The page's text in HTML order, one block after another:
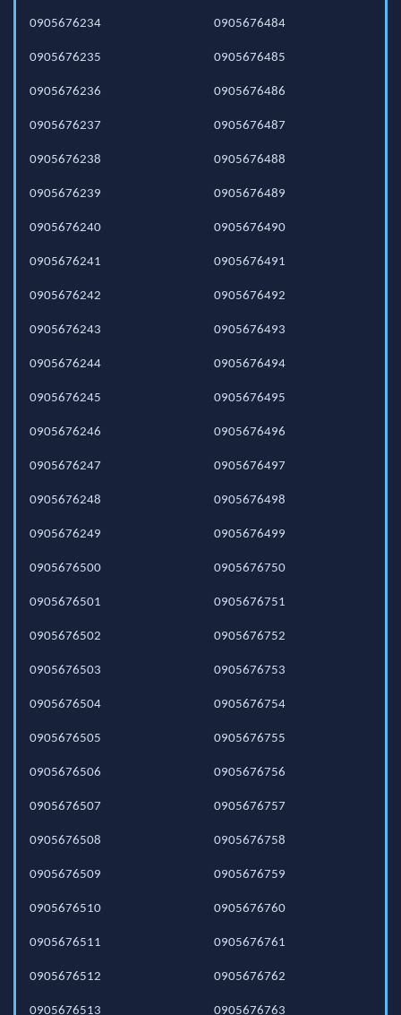
0905676234
0905676235
0905676236
0905676237
0905676238
0905676239
0905676240
0905676241
0905676242
0905676243
0905676244
0905676245
0905676246
0905676247
0905676248
0905676249
0905676484
0905676485
0905676486
0905676487
0905676488
0905676489
0905676490
0905676491
0905676492
0905676493
0905676494
0905676495
0905676496
0905676497
0905676498
0905676499
0905676500
0905676501
0905676502
0905676503
0905676504
0905676505
0905676506
0905676507
0905676508
0905676509
0905676510
0905676511
0905676512
0905676513
0905676750
0905676751
0905676752
0905676753
0905676754
0905676755
0905676756
0905676757
0905676758
0905676759
0905676760
0905676761
0905676762
0905676763